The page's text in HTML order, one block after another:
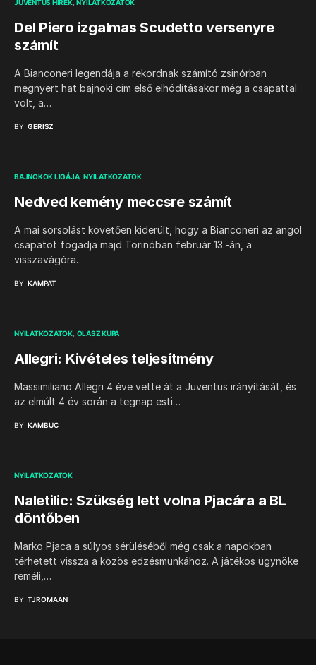
JUVENTUS HÍREK NYILATKOZATOK
Del Piero izgalmas Scudetto versenyre
számít
A Bianconeri legendája a rekordnak számító zsinórban
megnyert hat bajnoki cím első elhódításakor még a csapattal
volt, a…
BY GERISZ
BAJNOKOK LIGÁJA NYILATKOZATOK
Nedved kemény meccsre számít
A mai sorsolást követően kiderült, hogy a Bianconeri az angol
csapatot fogadja majd Torinóban február 13.-án, a
visszavágóra…
BY KAMPAT
NYILATKOZATOK OLASZ KUPA
Allegri: Kivételes teljesítmény
Massimiliano Allegri 4 éve vette át a Juventus irányítását, és
az elmúlt 4 év során a tegnap esti…
BY KAMBUC
NYILATKOZATOK
Naletilic: Szükség lett volna Pjacára a BL
döntőben
Marko Pjaca a súlyos sérüléséből még csak a napokban
térhetett vissza a közös edzésmunkához. A játékos ügynöke
reméli,…
BY TJROMAAN